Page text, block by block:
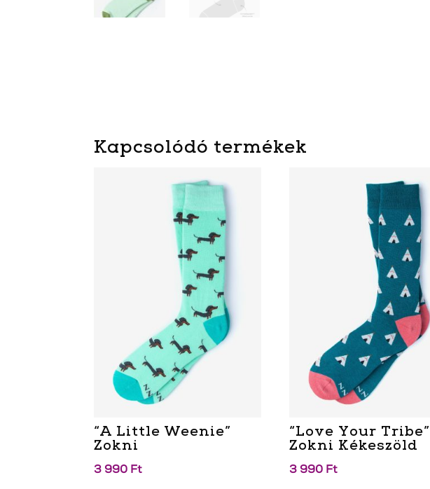
Kapcsolódó termékek
“A Little Weenie”
Zokni
3 990 Ft
“Love Your Tribe”
Zokni Kékeszöld
3 990 Ft